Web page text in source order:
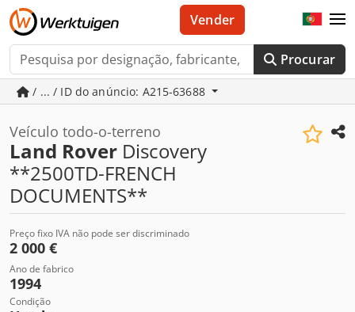
Procurar
Vender
/ ... / ID do anúncio: A215-63688
Veículo todo-o-terreno
Land Rover Discovery
**2500TD-FRENCH
DOCUMENTS**
Preço fixo IVA não pode ser discriminado
2 000 €
Ano de fabrico
1994
Condição